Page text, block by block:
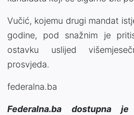
Vučić, kojemu drugi mandat
godine, pod snažnim je
ostavku uslijed
prosvjeda.
federalna.ba
Federalna.ba dostupna